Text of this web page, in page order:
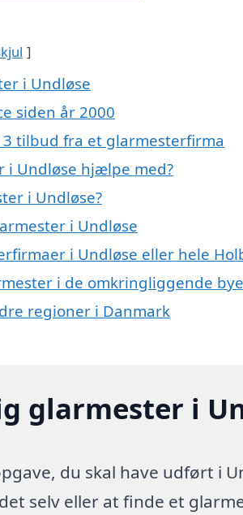
i Undløse
siden år 2000
tilbud fra et glarmesterfirma
i Undløse hjælpe med?
i Undløse?
i Undløse
i Undløse eller hele
i de omkringliggende
regioner i Danmark
glarmester i
du skal have udført i
selv eller at finde et